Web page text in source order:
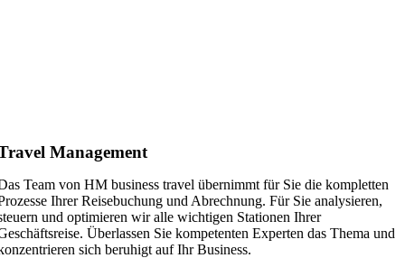
Management
Team von HM business travel übernimmt für Sie die kompletten
Ihrer Reisebuchung und Abrechnung. Für Sie analysieren,
und optimieren wir alle wichtigen Stationen Ihrer
Überlassen Sie kompetenten Experten das Thema und
sich beruhigt auf Ihr Business.